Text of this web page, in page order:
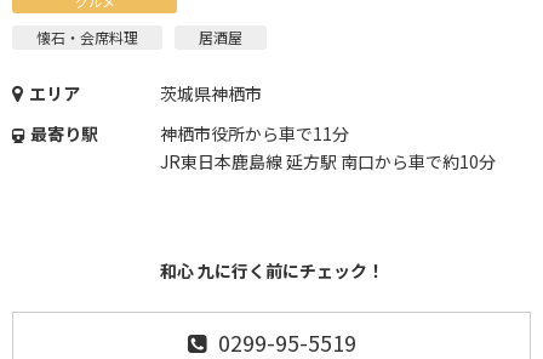
懐石・会席料理 居酒屋
エリア
茨城県神栖市
最寄り駅
神栖市役所から車で11分
JR東日本鹿島線 延方駅 南口から車で約10分
和心 九に行く前にチェック！
0299-95-5519